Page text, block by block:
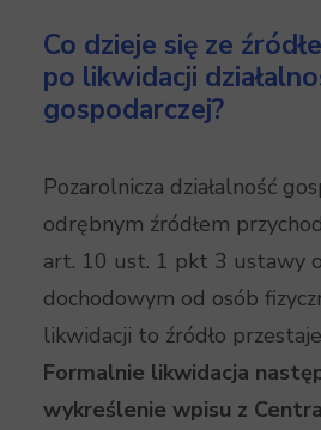
Co dzieje się ze
po likwidacji
gospodarczej?
Pozarolnicza działalność
odrębnym źródłem
art. 10 ust. 1 pkt 3 ustawy
dochodowym od osób
likwidacji to źródło
Formalnie likwidacja
wykreślenie wpisu z